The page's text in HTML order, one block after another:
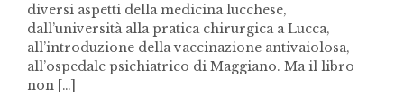
diversi aspetti della medicina lucchese,
dall’università alla pratica chirurgica a Lucca,
all’introduzione della vaccinazione antivaiolosa,
all’ospedale psichiatrico di Maggiano. Ma il libro
non […]